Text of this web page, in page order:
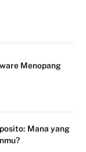
Menopang
Mana yang